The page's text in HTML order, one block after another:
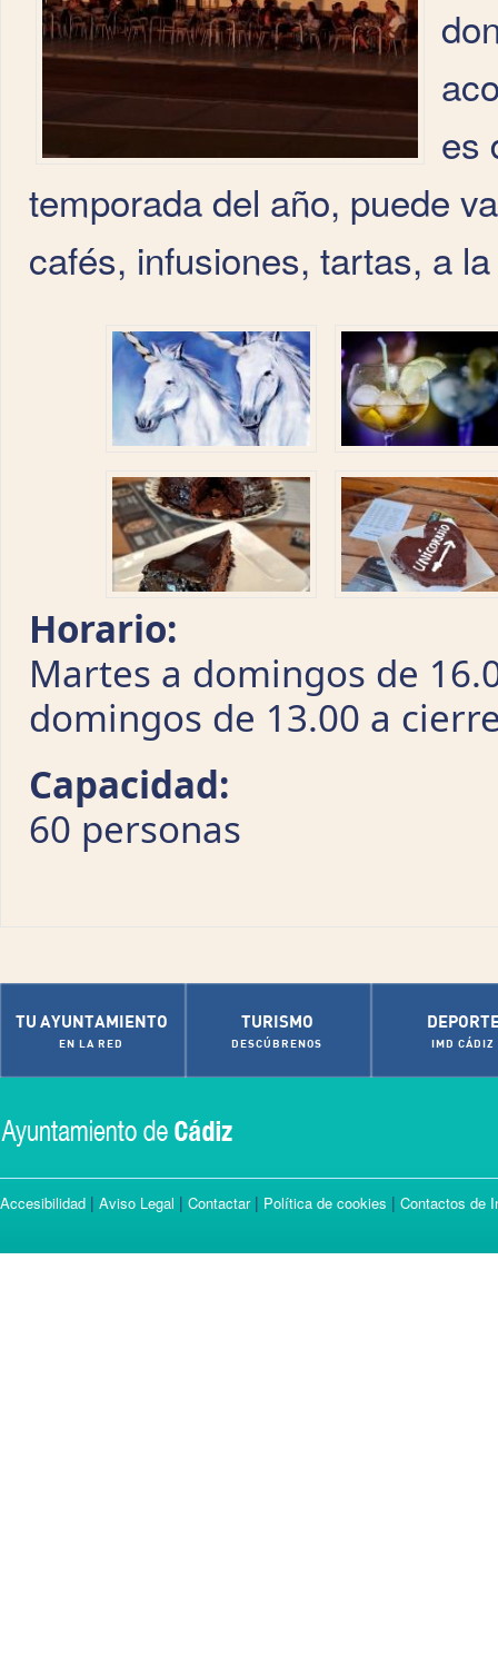
es
temporada del año, puede
cafés, infusiones, tartas, a
Horario:
Martes a domingos de
domingos de 13.00 a
Capacidad:
60 personas
TU AYUNTAMIENTO
EN LA RED
TURISMO
DESCÚBRENOS IMD CÁDIZ
Accesibilidad | Aviso Legal | Contactar| Política de cookies | Contactos de